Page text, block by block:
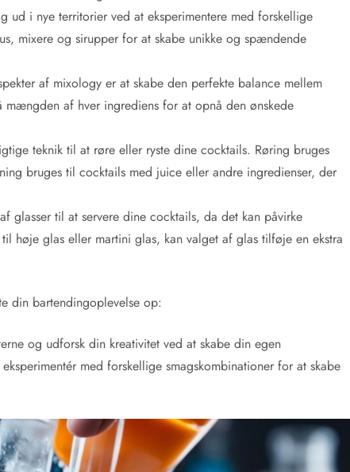
ud i nye territorier ved at eksperimentere med forskellige
mixere og sirupper for at skabe unikke og spændende
af mixology er at skabe den perfekte balance mellem
af hver ingrediens for at opnå den ønskede
teknik til at røre eller ryste dine cocktails. Røring bruges
bruges til cocktails med juice eller andre ingredienser, der
glasser til at servere dine cocktails, da det kan påvirke
høje glas eller martini glas, kan valget af glas tilføje en ekstra
din bartendingoplevelse op:
og udforsk din kreativitet ved at skabe din egen
med forskellige smagskombinationer for at skabe